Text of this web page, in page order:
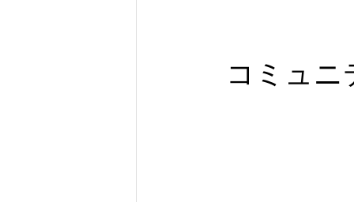
コミュ